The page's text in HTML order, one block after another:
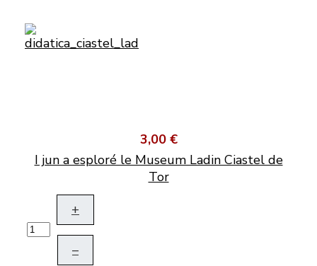
3,00 €
I jun a esploré le Museum Ladin Ciastel de
Tor
+
–